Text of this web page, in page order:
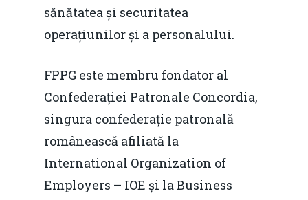
sănătatea și securitatea
operațiunilor și a personalului.
FPPG este membru fondator al
Confederației Patronale Concordia,
singura confederație patronală
românească afiliată la
International Organization of
Employers – IOE și la Business